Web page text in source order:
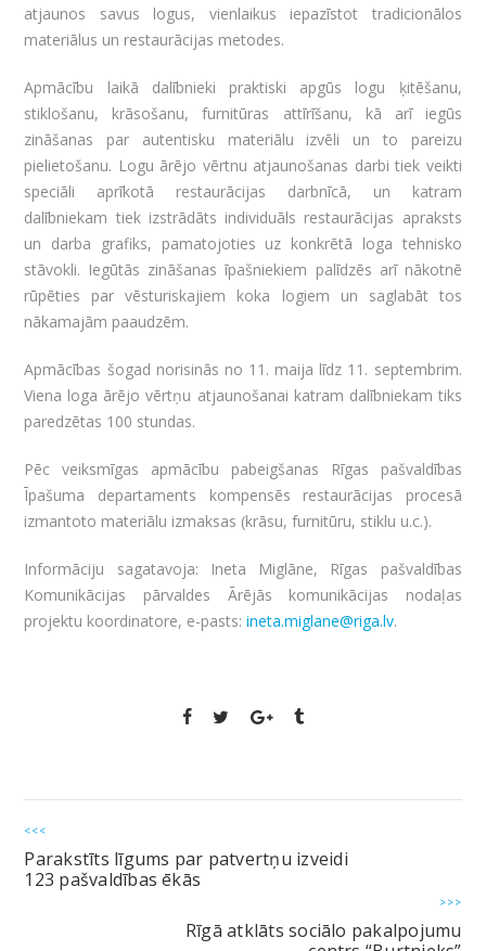
atjaunos savus logus, vienlaikus iepazīstot tradicionālos
materiālus un restaurācijas metodes.
Apmācību laikā dalībnieki praktiski apgūs logu ķitēšanu,
stiklošanu, krāsošanu, furnitūras attīrīšanu, kā arī iegūs
zināšanas par autentisku materiālu izvēli un to pareizu
pielietošanu. Logu ārējo vērtnu atjaunošanas darbi tiek veikti
speciāli aprīkotā restaurācijas darbnīcā, un katram
dalībniekam tiek izstrādāts individuāls restaurācijas apraksts
un darba grafiks, pamatojoties uz konkrētā loga tehnisko
stāvokli. Iegūtās zināšanas īpašniekiem palīdzēs arī nākotnē
rūpēties par vēsturiskajiem koka logiem un saglabāt tos
nākamajām paaudzēm.
Apmācības šogad norisinās no 11. maija līdz 11. septembrim.
Viena loga ārējo vērtņu atjaunošanai katram dalībniekam tiks
paredzētas 100 stundas.
Pēc veiksmīgas apmācību pabeigšanas Rīgas pašvaldības
Īpašuma departaments kompensēs restaurācijas procesā
izmantoto materiālu izmaksas (krāsu, furnitūru, stiklu u.c.).
Informāciju sagatavoja: Ineta Miglāne, Rīgas pašvaldības
Komunikācijas pārvaldes Ārējās komunikācijas nodaļas
projektu koordinatore, e-pasts:ineta.miglane@riga.lv.
<<<
Parakstīts līgums par patvertņu izveidi
123 pašvaldības ēkās
>>>
Rīgā atklāts sociālo pakalpojumu